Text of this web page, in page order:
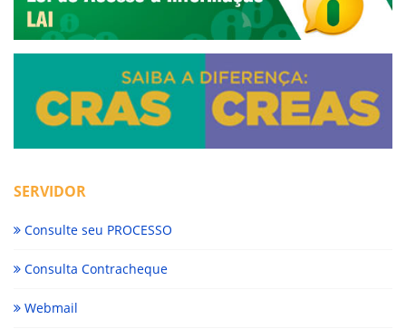
SERVIDOR
Consulte seu PROCESSO
Consulta Contracheque
Webmail